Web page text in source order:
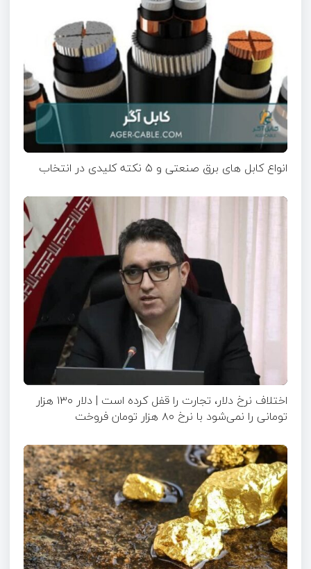
انواع کابل های برق صنعتی و ۵ نکته کلیدی در انتخاب
اختلاف نرخ دلار، تجارت را قفل کرده است | دلار ۱۳۰ هزار
تومانی را نمی‌شود با نرخ ۸۰ هزار تومان فروخت